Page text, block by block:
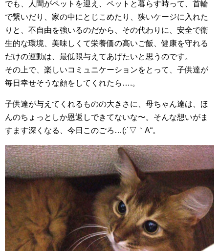
でも、人間がペットを迎え、ペットと暮らす時って、首輪
で繋いだり、家の中にとじこめたり、狭いケージに入れた
りと、不自由を強いるのだから、その代わりに、安全で衛
生的な環境、美味しくて栄養価の高いご飯、健康を守れる
だけの運動は、最低限与えてあげたいと思うのです。
その上で、楽しいコミュニケーションをとって、子供達が
毎日幸せそうな顔をしてくれたら….。
子供達が与えてくれるものの大きさに、母ちゃん達は、ほ
んのちょっとしか恩返しできてないな〜。そんな想いがま
すます深くなる、今日このごろ…(;´▽｀A“。